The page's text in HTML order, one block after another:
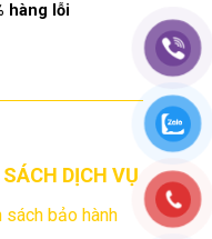
hàng lỗi
DỊCH VỤ
sách bảo hành